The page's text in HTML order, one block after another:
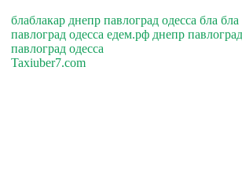
блаблакар днепр павлоград одесса бла
павлоград одесса едем.рф днепр
павлоград одесса
Taxiuber7.com